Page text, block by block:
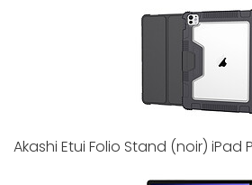
Akashi Etui Folio Stand (noir) iPad